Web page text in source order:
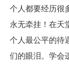
个人都要经历很
永无牵挂！在
个人最公平的待
们的眼泪。学会